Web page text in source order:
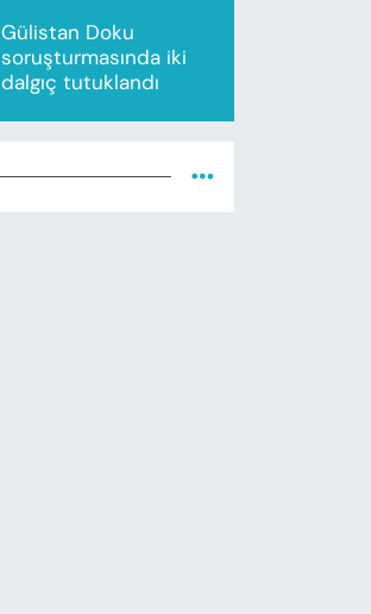
Gülistan Doku
soruşturmasında iki
dalgıç tutuklandı